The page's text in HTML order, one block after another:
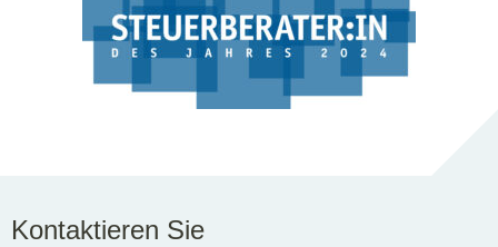
Kontaktieren Sie